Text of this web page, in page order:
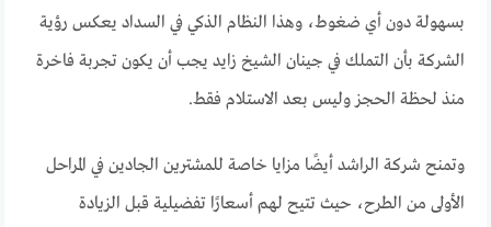
بسهولة دون أي ضغوط، وهذا النظام الذكي في السداد يعكس رؤية
الشركة بأن التملك في جينان الشيخ زايد يجب أن يكون تجربة فاخرة
منذ لحظة الحجز وليس بعد الاستلام فقط.
وتمنح شركة الراشد أيضًا مزايا خاصة للمشترين الجادين في المراحل
الأولى من الطرح، حيث تتيح لهم أسعارًا تفضيلية قبل الزيادة